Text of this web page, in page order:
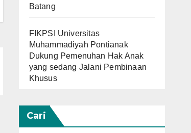
Batang
FIKPSI Universitas
Muhammadiyah Pontianak
Dukung Pemenuhan Hak Anak
yang sedang Jalani Pembinaan
Khusus
Cari